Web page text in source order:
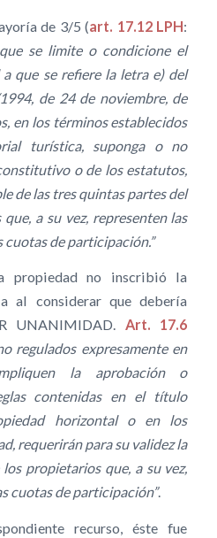
de 3/5 (art. 17.12 LPH:
se limite o condicione el
que se refiere la letra e) del
de 24 de noviembre, de
en los términos establecidos
turística, suponga o no
o de los estatutos,
de las tres quintas partes del
a su vez, representen las
cuotas de participación.”
propiedad no inscribió la
al considerar que debería
UNANIMIDAD. Art. 17.6
regulados expresamente en
la aprobación o
contenidas en el título
horizontal o en los
requerirán para su validez la
propietarios que, a su vez,
cuotas de participación”.
recurso, éste fue